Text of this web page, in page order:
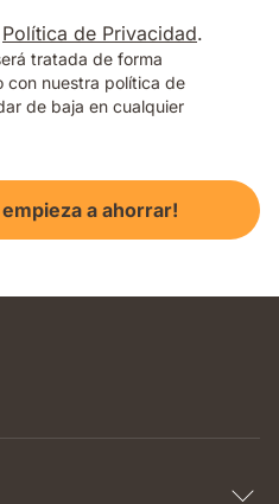
Política de Privacidad.
tratada de forma
con nuestra política de
de baja en cualquier
a ahorrar!